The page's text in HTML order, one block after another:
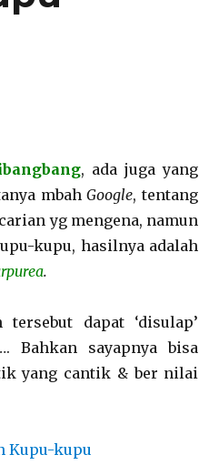
, ada juga yang
mbahGoogle, tentang
yg mengena, namun
kupu, hasilnya adalah
.
dapat ‘disulap’
Bahkan sayapnya bisa
yang cantik & ber nilai